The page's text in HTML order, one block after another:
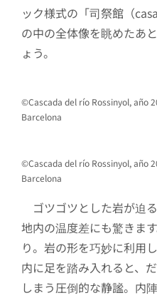
ック様式の「司祭館（
の中の全体像を眺めたあ
ょう。
©Cascada del río Rossinyol, año
Barcelona
©Cascada del río Rossinyol, año
Barcelona
ゴツゴツとした岩が迫
地内の温度差にも驚きま
り。岩の形を巧妙に利用
内に足を踏み入れると、
しまう圧倒的な静謐。内